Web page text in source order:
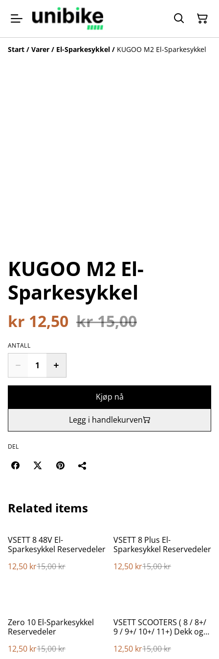
Start / Varer / El-Sparkesykkel / KUGOO M2 El-Sparkesykkel
KUGOO M2 El-
Sparkesykkel
kr 12,50 kr 15,00
ANTALL
Kjøp nå
Legg i handlekurven
DEL
Related items
%
VSETT 8 48V El-
Sparkesykkel Reservedeler
12,50 kr15,00 kr
%
VSETT 8 Plus El-
Sparkesykkel Reservedeler
12,50 kr15,00 kr
%
Zero 10 El-Sparkesykkel
Reservedeler
12,50 kr15,00 kr
%
VSETT SCOOTERS ( 8 / 8+/
9 / 9+/ 10+/ 11+) Dekk og
12,50 kr15,00 kr